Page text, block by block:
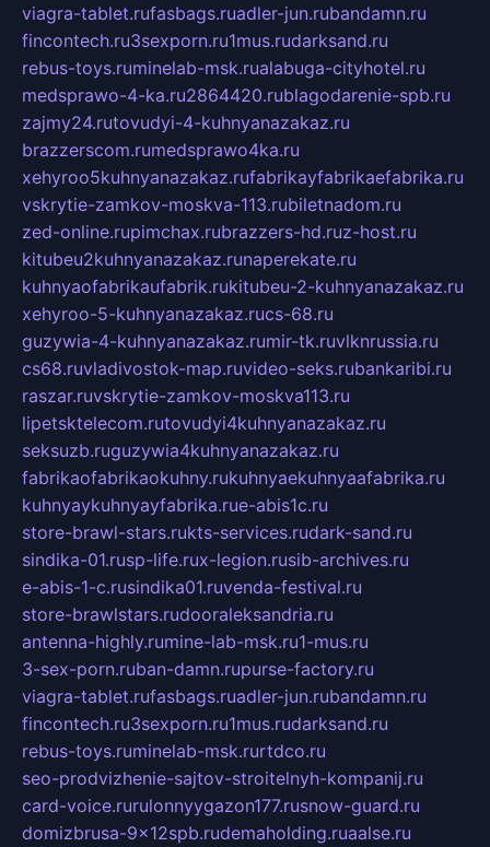
viagra-tablet.rufasbags.ruadler-jun.rubandamn.ru
fincontech.ru3sexporn.ru1mus.rudarksand.ru
rebus-toys.ruminelab-msk.rualabuga-cityhotel.ru
medsprawo-4-ka.ru2864420.rublagodarenie-spb.ru
zajmy24.rutovudyi-4-kuhnyanazakaz.ru
brazzerscom.rumedsprawo4ka.ru
xehyroo5kuhnyanazakaz.rufabrikayfabrikaefabrika.ru
vskrytie-zamkov-moskva-113.rubiletnadom.ru
zed-online.rupimchax.rubrazzers-hd.ruz-host.ru
kitubeu2kuhnyanazakaz.runaperekate.ru
kuhnyaofabrikaufabrik.rukitubeu-2-kuhnyanazakaz.ru
xehyroo-5-kuhnyanazakaz.rucs-68.ru
guzywia-4-kuhnyanazakaz.rumir-tk.ruvlknrussia.ru
cs68.ruvladivostok-map.ruvideo-seks.rubankaribi.ru
raszar.ruvskrytie-zamkov-moskva113.ru
lipetsktelecom.rutovudyi4kuhnyanazakaz.ru
seksuzb.ruguzywia4kuhnyanazakaz.ru
fabrikaofabrikaokuhny.rukuhnyaekuhnyaafabrika.ru
kuhnyaykuhnyayfabrika.rue-abis1c.ru
store-brawl-stars.rukts-services.rudark-sand.ru
sindika-01.rusp-life.rux-legion.rusib-archives.ru
e-abis-1-c.rusindika01.ruvenda-festival.ru
store-brawlstars.rudooraleksandria.ru
antenna-highly.rumine-lab-msk.ru1-mus.ru
3-sex-porn.ruban-damn.rupurse-factory.ru
viagra-tablet.rufasbags.ruadler-jun.rubandamn.ru
fincontech.ru3sexporn.ru1mus.rudarksand.ru
rebus-toys.ruminelab-msk.rurtdco.ru
seo-prodvizhenie-sajtov-stroitelnyh-kompanij.ru
card-voice.rurulonnyygazon177.rusnow-guard.ru
domizbrusa-9x12spb.rudemaholding.ruaalse.ru